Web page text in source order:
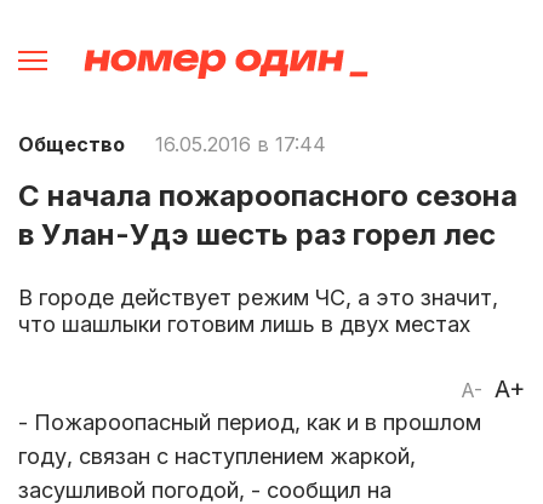
Общество 16.05.2016 в 17:44
С начала пожароопасного сезона
в Улан-Удэ шесть раз горел лес
В городе действует режим ЧС, а это значит,
что шашлыки готовим лишь в двух местах
A- A+
- Пожароопасный период, как и в прошлом
году, связан с наступлением жаркой,
засушливой погодой, - сообщил на